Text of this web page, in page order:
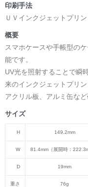
印刷手法
ＵＶインクジェットプリン
概要
スマホケースや手帳型の
能です。
UV光を照射することで瞬
来のインクジェットプリ
アクリル板、アルミ缶な
サイズ
H 149.2mm
W 81.4mm（展開時：
D 19mm
重さ 76g